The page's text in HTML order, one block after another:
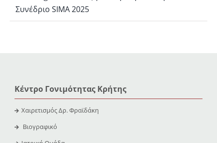
Συνέδριο SIMA 2025
Κέντρο Γονιμότητας Κρήτης
Χαιρετισμός Δρ. Φραϊδάκη
Βιογραφικό